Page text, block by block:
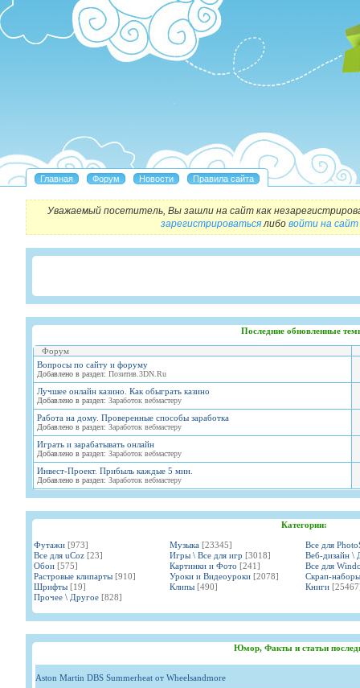
Уважаемый посетитель, Вы зашли на сайт как
зарегистрироватьсялибо войти на сайт
Последние обновленные
Форум
Вопросы по сайту и форуму
Добавлено в раздел: Позитив.3DN.Ru
Лучшее онлайн казино. Как обыграть казино
Добавлено в раздел: Заработок вебмастеру
Работа на дому. Проверенные способы заработка
Добавлено в раздел: Заработок вебмастеру
Играть и зарабатывать онлайн
Добавлено в раздел: Заработок вебмастеру
Инвест-Проект. Прибыль каждые 5 мин.
Добавлено в раздел: Заработок вебмастеру
Категории:
Футажи [973] Музыка [23345]
Все для
Все для uCoz [23] Игры \ Все для игр [3018]
Веб-дизайн \
Обои [575] Картинки и Фото [241]
Все для
Растровые клипарты [910] Уроки и Видеоуроки [2078]
Скрап-наборы
Шрифты [19] Клипы [490] Книги
Прочее \ Другое [828]
Юмор, Факты и статьи
Aston Martin DBS Summerheat от Wheelsandmore